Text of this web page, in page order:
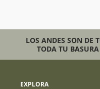
LOS ANDES SON DE
TODA TU
EXPLORA